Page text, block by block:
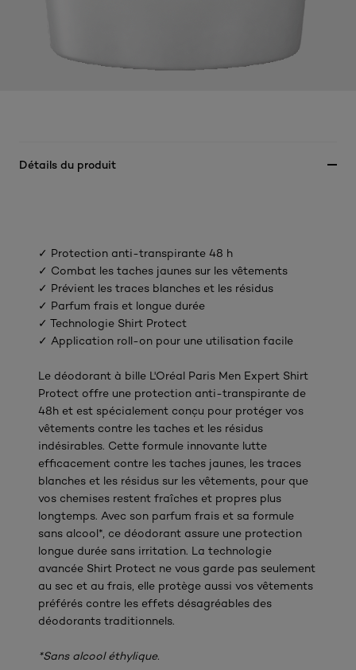
Détails du produit
✓ Protection anti-transpirante 48 h
✓ Combat les taches jaunes sur les vêtements
✓ Prévient les traces blanches et les résidus
✓ Parfum frais et longue durée
✓ Technologie Shirt Protect
✓ Application roll-on pour une utilisation facile
Le déodorant à bille L'Oréal Paris Men Expert Shirt
Protect offre une protection anti-transpirante de
48h et est spécialement conçu pour protéger vos
vêtements contre les taches et les résidus
indésirables. Cette formule innovante lutte
efficacement contre les taches jaunes, les traces
blanches et les résidus sur les vêtements, pour que
vos chemises restent fraîches et propres plus
longtemps. Avec son parfum frais et sa formule
sans alcool*, ce déodorant assure une protection
longue durée sans irritation. La technologie
avancée Shirt Protect ne vous garde pas seulement
au sec et au frais, elle protège aussi vos vêtements
préférés contre les effets désagréables des
déodorants traditionnels.
*Sans alcool éthylique.